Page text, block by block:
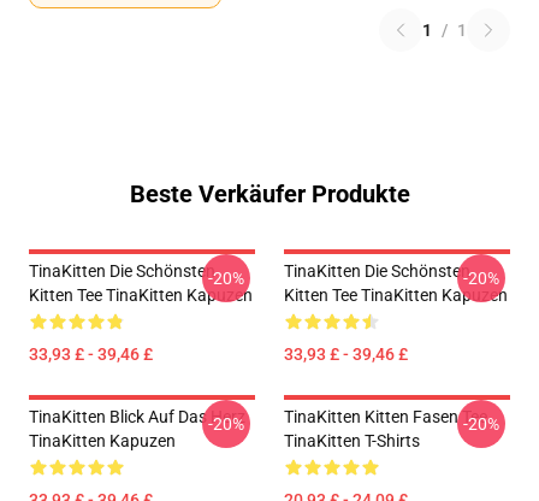
1 / 1
Beste Verkäufer Produkte
TinaKitten Die Schönsten
Kitten Tee TinaKitten Kapuzen
33,93 £ - 39,46 £
-20%
TinaKitten Die Schönsten
Kitten Tee TinaKitten Kapuzen
33,93 £ - 39,46 £
-20%
TinaKitten Blick Auf Das Herz
TinaKitten Kapuzen
-20%
TinaKitten Kitten Fasen Tee
TinaKitten T-Shirts
-20%